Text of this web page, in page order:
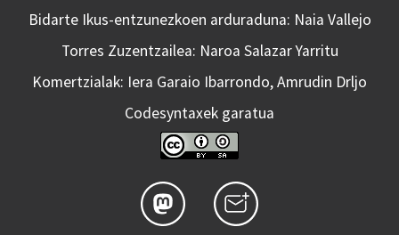
Bidarte Ikus-entzunezkoen arduraduna: Naia Vallejo
Torres Zuzentzailea: Naroa Salazar Yarritu
Komertzialak: Iera Garaio Ibarrondo, Amrudin Drljo
Codesyntaxek garatua